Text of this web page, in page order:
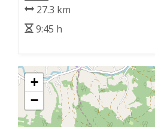
27.3 km
9:45 h
+
−